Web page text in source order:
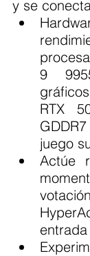
y se
9
RTX
juego
Actúe